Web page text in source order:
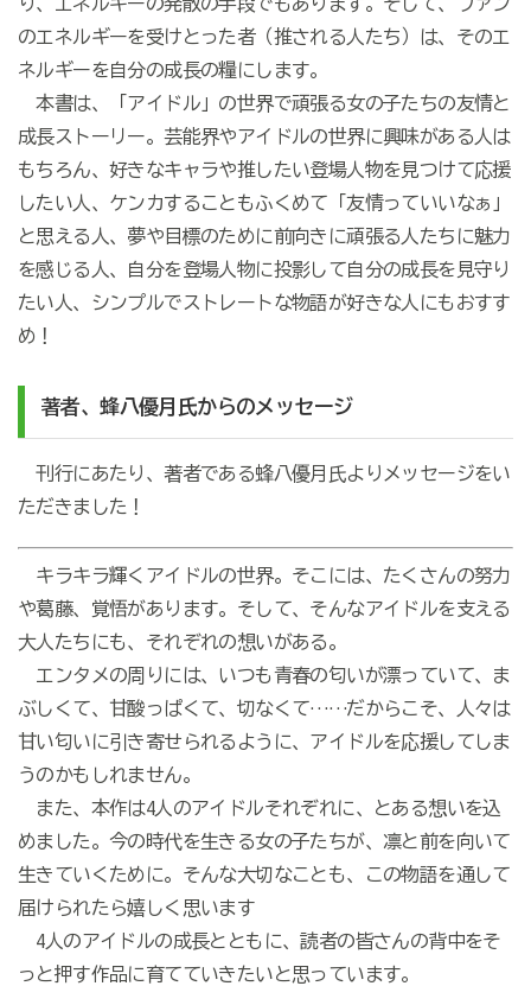
り、エネルギーの発散の手段でもあります。そして、ファン
のエネルギーを受けとった者（推される人たち）は、そのエ
ネルギーを自分の成長の糧にします。
本書は、「アイドル」の世界で頑張る女の子たちの友情と
成長ストーリー。芸能界やアイドルの世界に興味がある人は
もちろん、好きなキャラや推したい登場人物を見つけて応援
したい人、ケンカすることもふくめて「友情っていいなぁ」
と思える人、夢や目標のために前向きに頑張る人たちに魅力
を感じる人、自分を登場人物に投影して自分の成長を見守り
たい人、シンプルでストレートな物語が好きな人にもおすす
め！
著者、蜂八優月氏からのメッセージ
刊行にあたり、著者である蜂八優月氏よりメッセージをい
ただきました！
キラキラ輝くアイドルの世界。そこには、たくさんの努力
や葛藤、覚悟があります。そして、そんなアイドルを支える
大人たちにも、それぞれの想いがある。
エンタメの周りには、いつも青春の匂いが漂っていて、ま
ぶしくて、甘酸っぱくて、切なくて……だからこそ、人々は
甘い匂いに引き寄せられるように、アイドルを応援してしま
うのかもしれません。
また、本作は4人のアイドルそれぞれに、とある想いを込
めました。今の時代を生きる女の子たちが、凛と前を向いて
生きていくために。そんな大切なことも、この物語を通して
届けられたら嬉しく思います
4人のアイドルの成長とともに、読者の皆さんの背中をそ
っと押す作品に育てていきたいと思っています。